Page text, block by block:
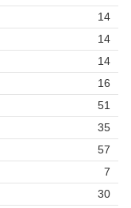
14
14
14
16
51
35
57
7
30